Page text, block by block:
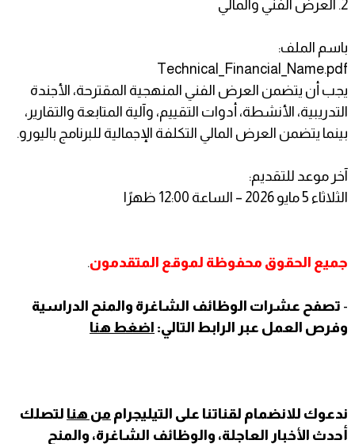
2. العرض الفني والمالي
باسم الملف:
Technical_Financial_Name.pdf
يجب أن يتضمن العرض الفني المنهجية المقترحة، الأجندة
التدريبية، الأنشطة، أدوات التقييم، وآلية المتابعة والتقارير،
بينما يتضمن العرض المالي التكلفة الإجمالية للبرنامج باليورو.
آخر موعد للتقديم:
الثلاثاء 5 مايو 2026 – الساعة 12:00 ظهرًا
جميع الحقوق محفوظة لموقع المتقدمون.
- تصفح عشرات الوظائف الشاغرة والمنح الدراسية
وفرص العمل عبر الرابط التالي: اضغط هنا
ندعوك للانضمام لقناتنا على التيليجرام من هنا لتصلك
أحدث الأخبار العاجلة، والوظائف الشاغرة، والمنح